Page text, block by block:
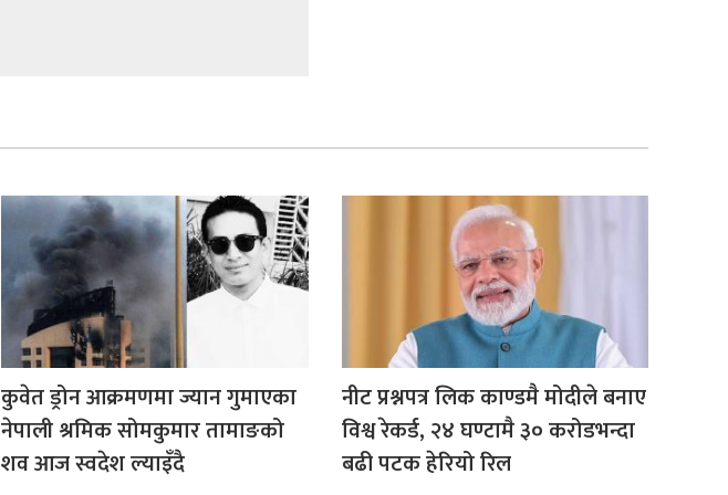
कुवेत ड्रोन आक्रमणमा ज्यान गुमाएका
नेपाली श्रमिक सोमकुमार तामाङको
शव आज स्वदेश ल्याइँदै
नीट प्रश्नपत्र लिक काण्डमै मोदीले बनाए
विश्व रेकर्ड, २४ घण्टामै ३० करोडभन्दा
बढी पटक हेरियो रिल